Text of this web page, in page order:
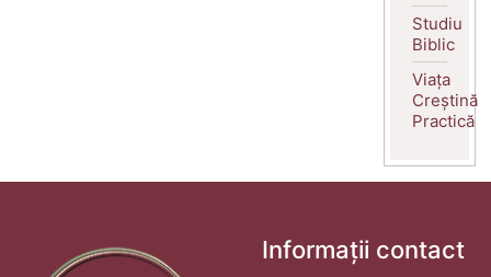
Studiu
Biblic
Viața
Creștină
Practică
Informații contact